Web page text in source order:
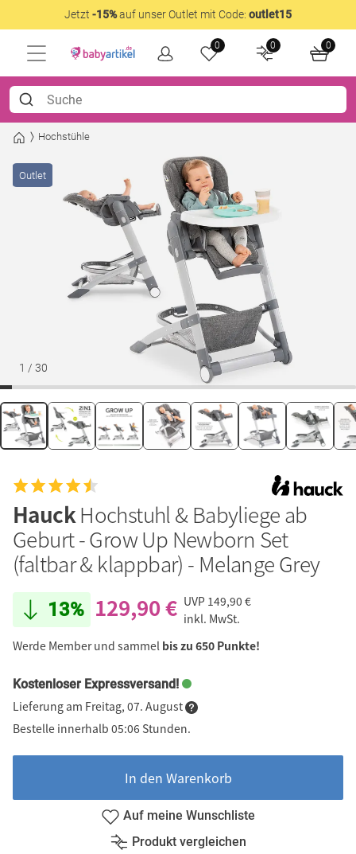
Jetzt -15%auf unser Outlet mit Code: outlet15
0 0 0
Hochstühle
1 / 30
Outlet
HauckHochstuhl & Babyliege ab
Geburt - Grow Up Newborn Set
(faltbar & klappbar) - Melange Grey
13% 129,90 € UVP 149,90 €
inkl. MwSt.
Werde Member und sammel bis zu 650 Punkte!
Kostenloser Expressversand!
Lieferung am Freitag, 07. August
Bestelle innerhalb 05:06 Stunden.
In den Warenkorb
Auf meine Wunschliste
Produkt vergleichen